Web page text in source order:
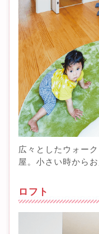
広々としたウォー
屋。小さい時から
ロフト